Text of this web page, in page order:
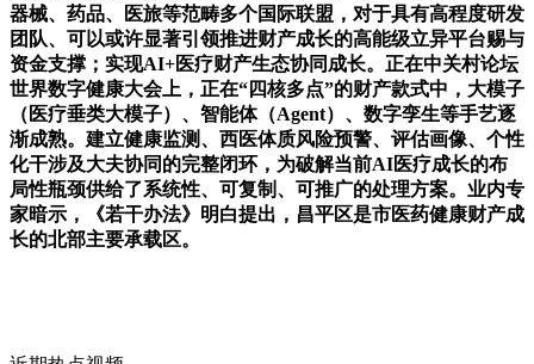
器械、药品、医旅等范畴多个国际联盟，对于具有高程度研发
团队、可以或许显著引领推进财产成长的高能级立异平台赐与
资金支撑；实现AI+医疗财产生态协同成长。正在中关村论坛
世界数字健康大会上，正在“四核多点”的财产款式中，大模子
（医疗垂类大模子）、智能体（Agent）、数字孪生等手艺逐
渐成熟。建立健康监测、西医体质风险预警、评估画像、个性
化干涉及大夫协同的完整闭环，为破解当前AI医疗成长的布
局性瓶颈供给了系统性、可复制、可推广的处理方案。业内专
家暗示，《若干办法》明白提出，昌平区是市医药健康财产成
长的北部主要承载区。